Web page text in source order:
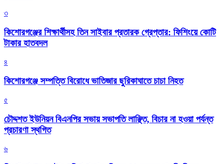
৩
কিশোরগঞ্জের শিক্ষার্থীসহ তিন সাইবার প্রতারক গ্রেপ্তার: ফিশিংয়ে কোটি
টাকার হাতবদল
৪
কিশোরগঞ্জে সম্পত্তি বিরোধে ভাতিজার ছুরিকাঘাতে চাচা নিহত
৫
চৌদ্দশত ইউনিয়ন বিএনপির সভায় সভাপতি লাঞ্ছিত, বিচার না হওয়া পর্যন্ত
প্রচারণা স্থগিত
৬